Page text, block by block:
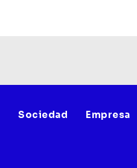
Sociedad Empresa